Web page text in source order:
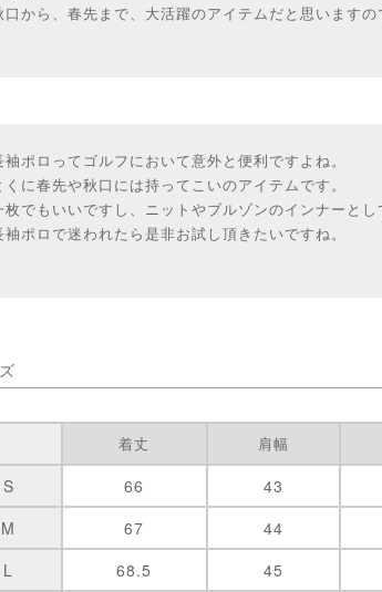
口から、春先まで、大活躍のアイテムだと思いますの
袖ポロってゴルフにおいて意外と便利ですよね。
くに春先や秋口には持ってこいのアイテムです。
枚でもいいですし、ニットやブルゾンのインナーと
袖ポロで迷われたら是非お試し頂きたいですね。
着丈 肩幅
S 66 43
M
67 44
L
68.5 45